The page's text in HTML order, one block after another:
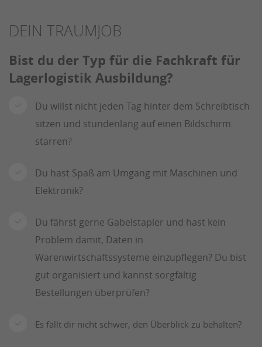
DEIN TRAUMJOB
Bist du der Typ für die Fachkraft für
Lagerlogistik Ausbildung?
Du willst nicht jeden Tag hinter dem Schreibtisch
sitzen und stundenlang auf einen Bildschirm
starren?
Du hast Spaß am Umgang mit Maschinen und
Elektronik?
Du fährst gerne Gabelstapler und hast kein
Problem damit, Daten in
Warenwirtschaftssysteme einzupflegen? Du bist
gut organisiert und kannst sorgfältig
Bestellungen überprüfen?
Es fällt dir nicht schwer, den Überblick zu behalten?